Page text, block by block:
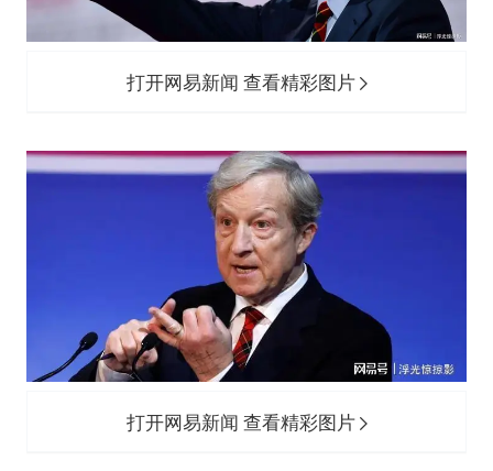
打开网易新闻 查看精彩图片
打开网易新闻 查看精彩图片